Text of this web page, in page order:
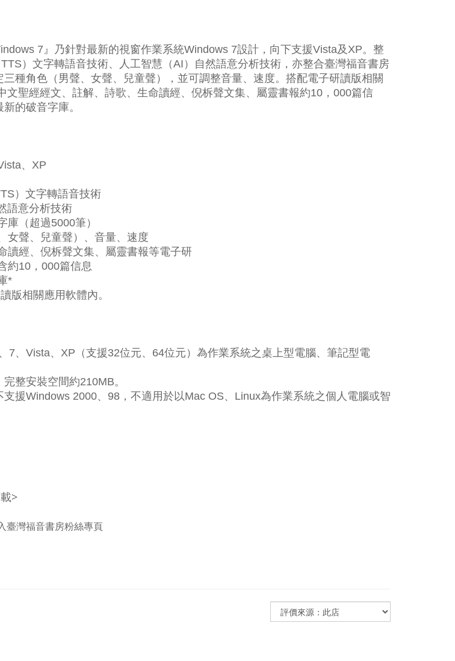
7』乃針對最新的視窗作業系統Windows 7設計，向下支援Vista及XP。整
）文字轉語音技術、人工智慧（AI）自然語意分析技術，亦整合臺灣福音書房
種角色（男聲、女聲、兒童聲），並可調整音量、速度。搭配電子研讀版相關
文聖經經文、註解、詩歌、生命讀經、倪柝聲文集、屬靈書報約10，000篇信
的破音字庫。
、XP
）文字轉語音技術
語意分析技術
庫（超過5000筆）
女聲、兒童聲）、音量、速度
讀經、倪柝聲文集、屬靈書報等電子研
約10，000篇信息
*
版相關應用軟體內。
7、Vista、XP（支援32位元、64位元）為作業系統之桌上型電腦、筆記型電
整安裝空間約210MB。
援Windows 2000、98，不適用於以Mac OS、Linux為作業系統之個人電腦或智
>
臺灣福音書房粉絲專頁